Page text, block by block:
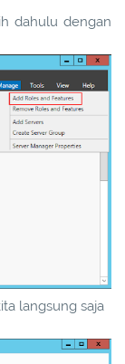
dahulu dengan
langsung saja